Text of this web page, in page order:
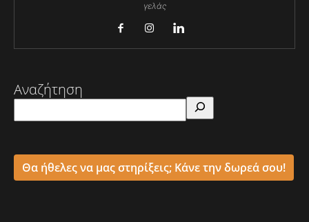
γελάς
Αναζήτηση
Θα ήθελες να μας στηρίξεις; Κάνε την δωρεά σου!